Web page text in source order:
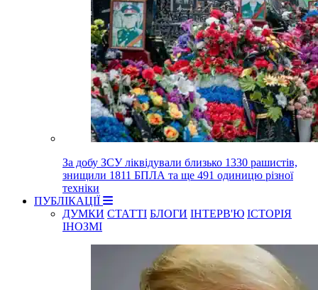
За добу ЗСУ ліквідували близько 1330 рашистів,
знищили 1811 БПЛА та ще 491 одиницю різної
техніки
ПУБЛІКАЦІЇ
ДУМКИ СТАТТІ БЛОГИ ІНТЕРВ'Ю ІСТОРІЯ
ІНОЗМІ